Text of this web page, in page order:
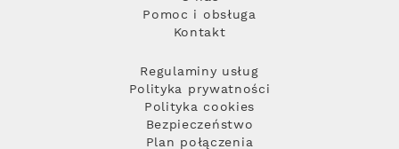
Pomoc i obsługa
Kontakt
Regulaminy usług
Polityka prywatności
Polityka cookies
Bezpieczeństwo
Plan połączenia